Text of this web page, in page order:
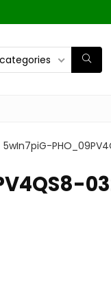
5wIn7piG-